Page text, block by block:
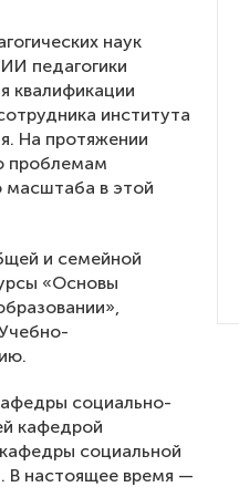
наук
педагогики
квалификации
института
На протяжении
проблемам
масштаба в этой
и семейной
«Основы
социально-
кафедрой
социальной
В настоящее время —